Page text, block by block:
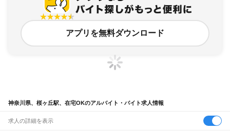
アプリを無料ダウンロード
神奈川県、桜ヶ丘駅、在宅OKのアルバイト・バイト求人情報
求人の詳細を表示